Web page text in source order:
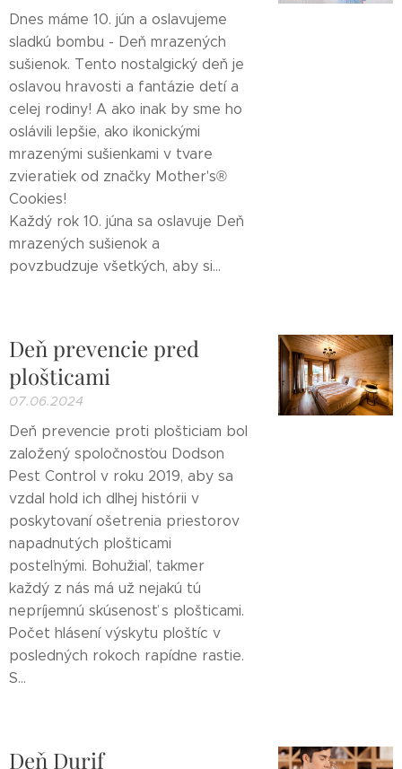
Dnes máme 10. jún a oslavujeme
sladkú bombu - Deň mrazených
sušienok. Tento nostalgický deň je
oslavou hravosti a fantázie detí a
celej rodiny! A ako inak by sme ho
oslávili lepšie, ako ikonickými
mrazenými sušienkami v tvare
zvieratiek od značky Mother's®
Cookies!
Každý rok 10. júna sa oslavuje Deň
mrazených sušienok a
povzbudzuje všetkých, aby si...
Deň prevencie pred
plošticami
07.06.2024
Deň prevencie proti plošticiam bol
založený spoločnosťou Dodson
Pest Control v roku 2019, aby sa
vzdal hold ich dlhej histórii v
poskytovaní ošetrenia priestorov
napadnutých plošticami
posteľnými. Bohužiaľ, takmer
každý z nás má už nejakú tú
nepríjemnú skúsenosť s plošticami.
Počet hlásení výskytu ploštíc v
posledných rokoch rapídne rastie.
S...
Deň Durif